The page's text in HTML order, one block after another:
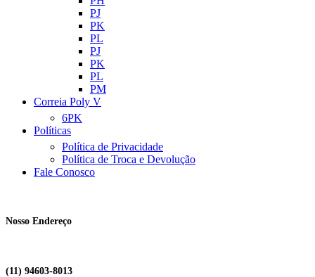
PJ
PK
PL
PJ
PK
PL
PM
Correia Poly V
6PK
Políticas
Política de Privacidade
Política de Troca e Devolução
Fale Conosco
Nosso Endereço
(11) 94603-8013